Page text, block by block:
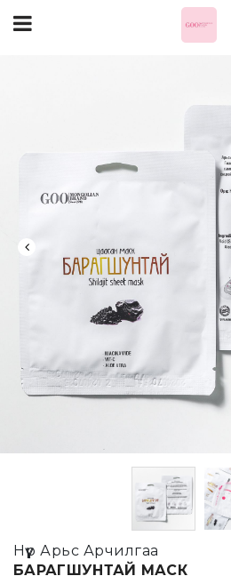
Нүүр Арьс Арчилгаа
БАРАГШУНТАЙ МАСК